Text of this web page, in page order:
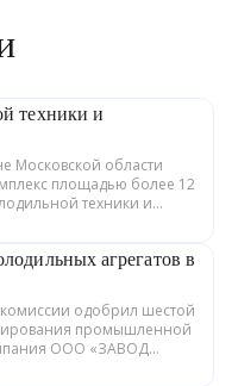
техники и
Московской области
площадью более 12
техники и
агрегатов в
одобрил шестой
промышленной
ООО «ЗАВОД